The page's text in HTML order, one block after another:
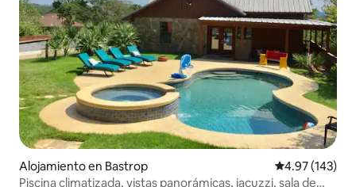
Alojamiento en Bastrop Calificación
4.97 (143)
Piscina climatizada, vistas panorámicas, jacuzzi, sala de